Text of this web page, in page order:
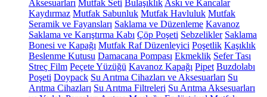
Aksesuarları Mutfak Seti Bulaşıklık Askı ve Kancalar
Kaydırmaz Mutfak Sabunluk Mutfak Havluluk Mutfak
Seramik ve Fayansları Saklama ve Düzenleme Kavanoz
Saklama ve Karıştırma Kabı Çöp Poşeti Sebzelikler Saklama
Bonesi ve Kapağı Mutfak Raf Düzenleyici Poşetlik Kaşıklık
Beslenme Kutusu Damacana Pompası Ekmeklik Sefer Tası
Streç Film Peçete Yüzüğü Kavanoz Kapağı Pipet Buzdolabı
Poşeti Doypack Su Arıtma Cihazları ve Aksesuarları Su
Arıtma Cihazları Su Arıtma Filtreleri Su Arıtma Aksesuarları